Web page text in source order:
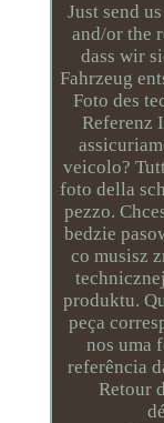
Just send
and/or the
dass wir
Fahrzeug
Foto des
Referenz
veicolo?
foto della
pezzo.
bedzie
co musisz
produktu.
peça
nos uma
referência
Retour